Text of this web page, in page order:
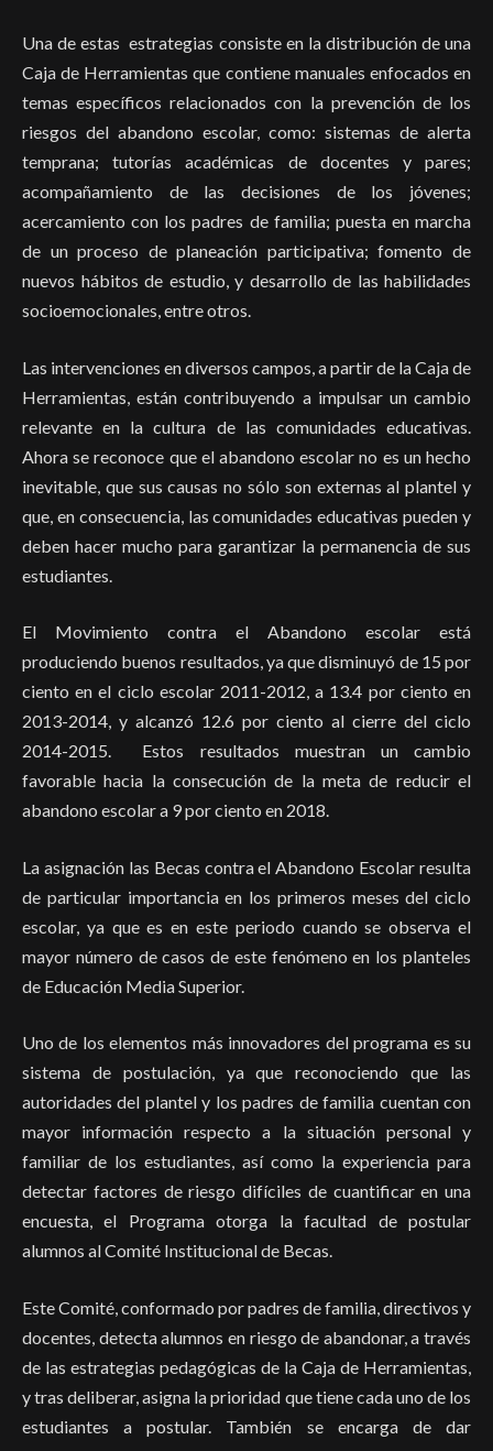
Una de estas estrategias consiste en la distribución de una
Caja de Herramientas que contiene manuales enfocados en
temas específicos relacionados con la prevención de los
riesgos del abandono escolar, como: sistemas de alerta
temprana; tutorías académicas de docentes y pares;
acompañamiento de las decisiones de los jóvenes;
acercamiento con los padres de familia; puesta en marcha
de un proceso de planeación participativa; fomento de
nuevos hábitos de estudio, y desarrollo de las habilidades
socioemocionales, entre otros.
Las intervenciones en diversos campos, a partir de la Caja de
Herramientas, están contribuyendo a impulsar un cambio
relevante en la cultura de las comunidades educativas.
Ahora se reconoce que el abandono escolar no es un hecho
inevitable, que sus causas no sólo son externas al plantel y
que, en consecuencia, las comunidades educativas pueden y
deben hacer mucho para garantizar la permanencia de sus
estudiantes.
El Movimiento contra el Abandono escolar está
produciendo buenos resultados, ya que disminuyó de 15 por
ciento en el ciclo escolar 2011-2012, a 13.4 por ciento en
2013-2014, y alcanzó 12.6 por ciento al cierre del ciclo
2014-2015. Estos resultados muestran un cambio
favorable hacia la consecución de la meta de reducir el
abandono escolar a 9 por ciento en 2018.
La asignación las Becas contra el Abandono Escolar resulta
de particular importancia en los primeros meses del ciclo
escolar, ya que es en este periodo cuando se observa el
mayor número de casos de este fenómeno en los planteles
de Educación Media Superior.
Uno de los elementos más innovadores del programa es su
sistema de postulación, ya que reconociendo que las
autoridades del plantel y los padres de familia cuentan con
mayor información respecto a la situación personal y
familiar de los estudiantes, así como la experiencia para
detectar factores de riesgo difíciles de cuantificar en una
encuesta, el Programa otorga la facultad de postular
alumnos al Comité Institucional de Becas.
Este Comité, conformado por padres de familia, directivos y
docentes, detecta alumnos en riesgo de abandonar, a través
de las estrategias pedagógicas de la Caja de Herramientas,
y tras deliberar, asigna la prioridad que tiene cada uno de los
estudiantes a postular. También se encarga de dar